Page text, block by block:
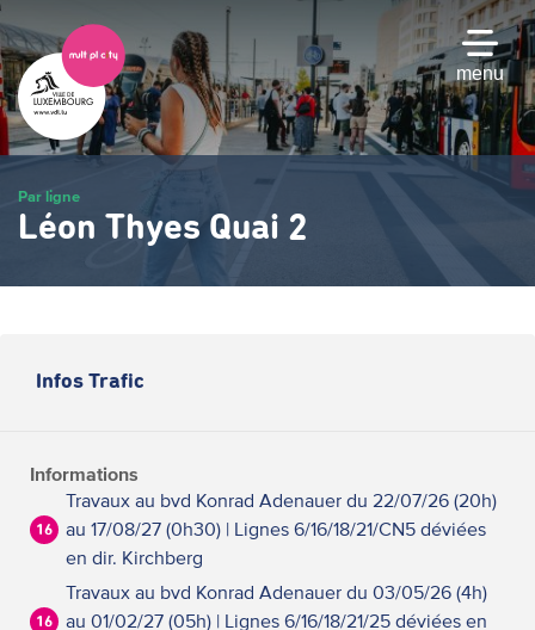
Passer
au
contenu
principal
menu
Par ligne
Léon Thyes Quai 2
Infos Trafic
Informations
16
Travaux au bvd Konrad Adenauer du 22/07/26 (20h)
au 17/08/27 (0h30) | Lignes 6/16/18/21/CN5 déviées
en dir. Kirchberg
16
Travaux au bvd Konrad Adenauer du 03/05/26 (4h)
au 01/02/27 (05h) | Lignes 6/16/18/21/25 déviées en